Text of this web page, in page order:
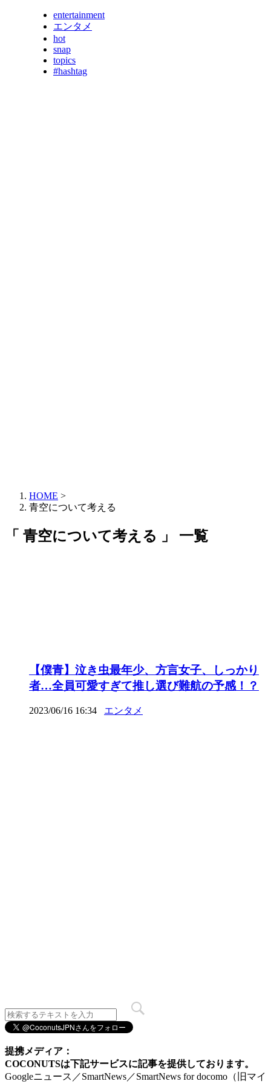
entertainment
エンタメ
hot
snap
topics
#hashtag
HOME >
青空について考える
「 青空について考える 」 一覧
【僕青】泣き虫最年少、方言女子、しっかり
者…全員可愛すぎて推し選び難航の予感！？
2023/06/16 16:34 エンタメ
提携メディア：
COCONUTSは下記サービスに記事を提供しております。
Googleニュース／SmartNews／SmartNews for docomo（旧マイ